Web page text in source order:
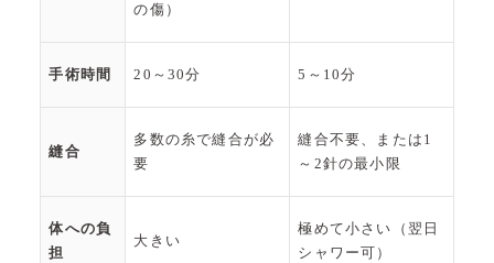
の傷）
手術時間 20～30分 5～10分
縫合
多数の糸で縫合が必
要
縫合不要、または1
～2針の最小限
体への負
担
大きい
極めて小さい（翌日
シャワー可）